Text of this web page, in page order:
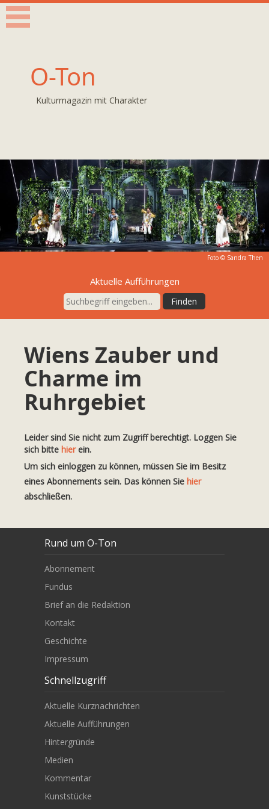
O-Ton
Kulturmagazin mit Charakter
Foto © Sandra Then
Aktuelle Aufführungen
Wiens Zauber und
Charme im
Ruhrgebiet
Leider sind Sie nicht zum Zugriff berechtigt. Loggen Sie
sich bitte hierein.
Um sich einloggen zu können, müssen Sie im Besitz
eines Abonnements sein. Das können Sie hier
abschließen.
Rund um O-Ton
Abonnement
Fundus
Brief an die Redaktion
Kontakt
Geschichte
Impressum
Schnellzugriff
Aktuelle Kurznachrichten
Aktuelle Aufführungen
Hintergründe
Medien
Kommentar
Kunststücke